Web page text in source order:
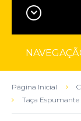
Página Inicial
Taça Espumante